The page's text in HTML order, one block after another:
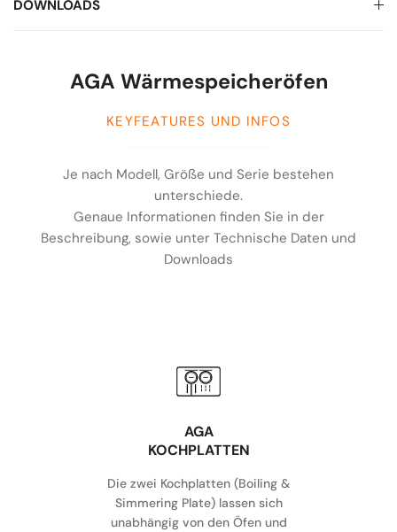
DOWNLOADS
AGA Wärmespeicheröfen
KEYFEATURES UND INFOS
Je nach Modell, Größe und Serie bestehen
unterschiede.
Genaue Informationen finden Sie in der
Beschreibung, sowie unter Technische Daten und
Downloads
AGA
KOCHPLATTEN
Die zwei Kochplatten (Boiling &
Simmering Plate) lassen sich
unabhängig von den Öfen und